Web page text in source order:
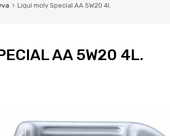
Liqui moly Special AA 5W20 4l.
AA 5W20 4L.